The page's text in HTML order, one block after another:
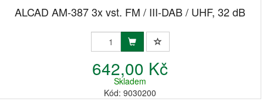
ALCAD AM-387 3x vst. FM / III-DAB / UHF, 32 dB
642,00 Kč
Skladem
Kód: 9030200